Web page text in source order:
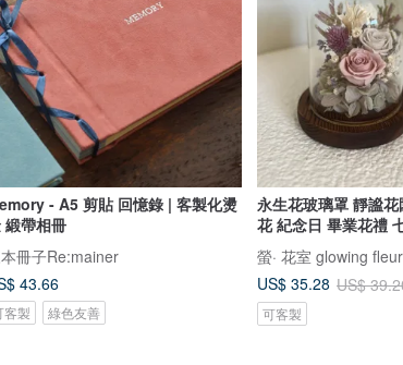
- A5 剪貼 回憶錄 | 客製化燙
緞帶相冊
冊子Re:mainer
43.66
客製 綠色友善
永生花玻璃罩 靜謐
花 紀念日 畢業花禮
螢· 花室 glowing fleur
US$ 35.28 US$
可客製